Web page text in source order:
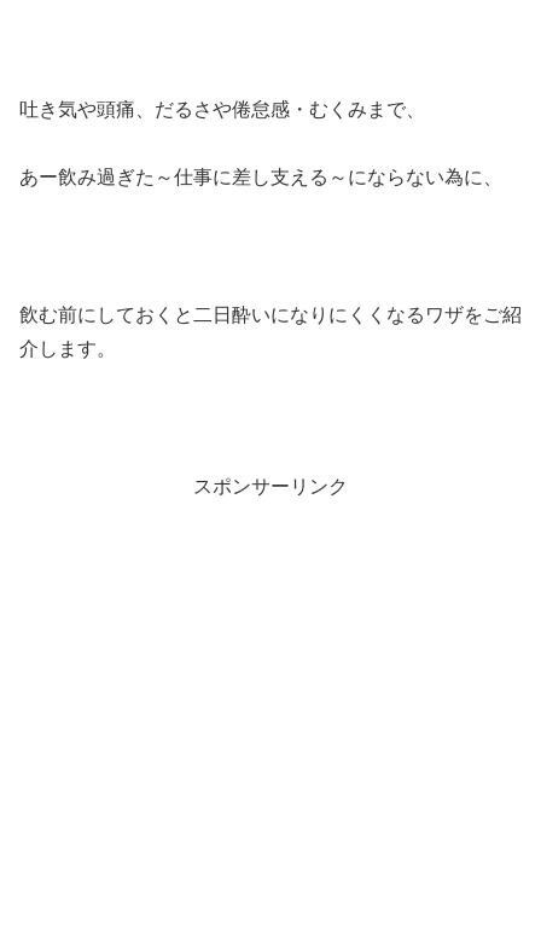
吐き気や頭痛、だるさや倦怠感・むくみまで、
あー飲み過ぎた～仕事に差し支える～にならない為に、
飲む前にしておくと二日酔いになりにくくなるワザをご紹
介します。
スポンサーリンク